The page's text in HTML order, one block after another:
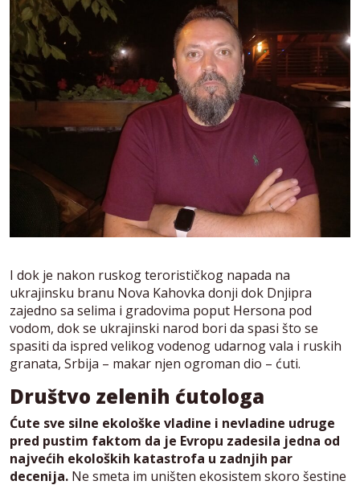
I dok je nakon ruskog terorističkog napada na
ukrajinsku branu Nova Kahovka donji dok Dnjipra
zajedno sa selima i gradovima poput Hersona pod
vodom, dok se ukrajinski narod bori da spasi što se
spasiti da ispred velikog vodenog udarnog vala i ruskih
granata, Srbija – makar njen ogroman dio – ćuti.
Društvo zelenih ćutologa
Ćute sve silne ekološke vladine i nevladine udruge
pred pustim faktom da je Evropu zadesila jedna od
najvećih ekoloških katastrofa u zadnjih par
decenija. Ne smeta im uništen ekosistem skoro šestine